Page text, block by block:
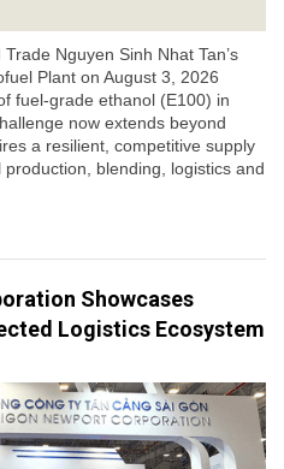
Nguyen Sinh Nhat Tan’s
Plant on August 3, 2026
fuel-grade ethanol (E100) in
now extends beyond
a resilient, competitive supply
blending, logistics and
Showcases
Logistics Ecosystem